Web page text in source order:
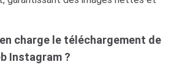
charge le téléchargement de
Instagram ?